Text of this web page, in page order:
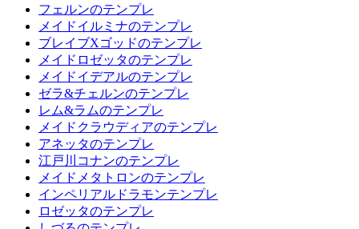
フェルンのテンプレ
メイドイルミナのテンプレ
ブレイブXゴッドのテンプレ
メイドロゼッタのテンプレ
メイドイデアルのテンプレ
ゼラ&チェルンのテンプレ
レム&ラムのテンプレ
メイドクラウディアのテンプレ
アネッタのテンプレ
江戸川コナンのテンプレ
メイドメタトロンのテンプレ
インペリアルドラモンテンプレ
ロゼッタのテンプレ